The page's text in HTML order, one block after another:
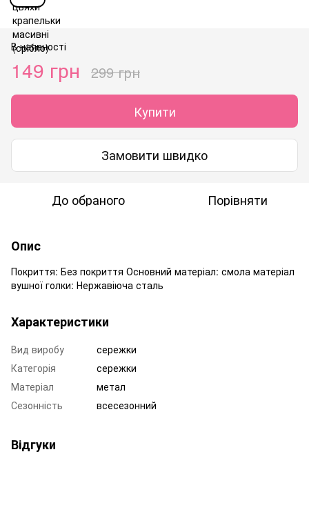
В наявності
149 грн 299 грн
Купити
Замовити швидко
До обраного Порівняти
Опис
Покриття: Без покриття Основний матеріал: смола матеріал
вушної голки: Нержавіюча сталь
Характеристики
Вид виробу
сережки
Категорія
сережки
Матеріал
метал
Сезонність
всесезонний
Відгуки